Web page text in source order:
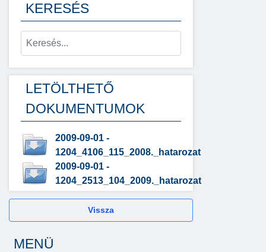
KERESÉS
LETÖLTHETŐ
DOKUMENTUMOK
2009-09-01 -
1204_4106_115_2008._hatarozat
2009-09-01 -
1204_2513_104_2009._hatarozat
Vissza
MENÜ